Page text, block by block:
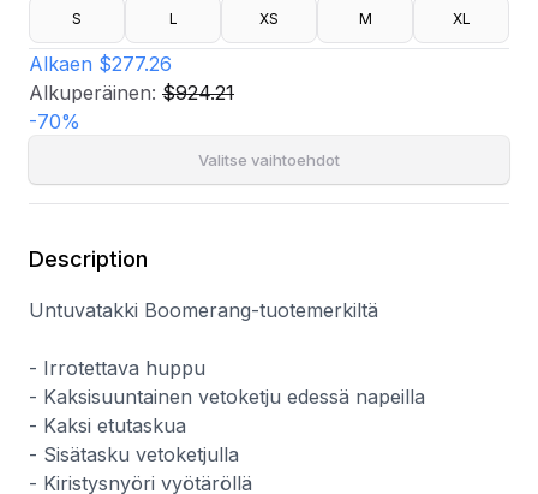
- Kaksi etutaskua
- Sisätasku vetoketjulla
- Kiristysnyöri vyötäröllä
- Hihansuu hihansuissa
- Pituus edestä: 99 cm koossa S
S L XS M XL
Alkaen $277.26
Alkuperäinen: $924.21
-70%
Valitse vaihtoehdot
Description
Untuvatakki Boomerang-tuotemerkiltä
- Irrotettava huppu
- Kaksisuuntainen vetoketju edessä napeilla
- Kaksi etutaskua
- Sisätasku vetoketjulla
- Kiristysnyöri vyötäröllä